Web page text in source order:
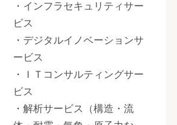
・インフラセキュリティサー
ビス
・デジタルイノベーションサ
ービス
・ＩＴコンサルティングサー
ビス
・解析サービス（構造・流